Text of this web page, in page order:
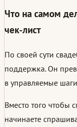
Что на самом
чек-лист
По своей сути
поддержка. Он
в управляемые
Вместо того чтобы
начинаете